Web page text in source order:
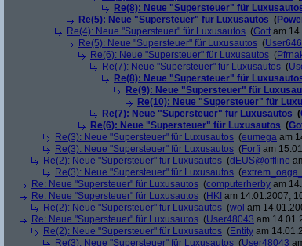
Re(8): Neue "Supersteuer" für
Re(5): Neue "Supersteuer" für Luxusautos (
Re(4): Neue "Supersteuer" für Luxusautos (Gott am
Re(5): Neue "Supersteuer" für Luxusautos (
Re(6): Neue "Supersteuer" für Luxusautos (
Re(7): Neue "Supersteuer" für Luxusautos (
Re(8): Neue "Supersteuer" für
Re(9): Neue "Supersteuer" für
Re(10): Neue "Supersteuer" für
Re(7): Neue "Supersteuer" für Luxusautos (
Re(6): Neue "Supersteuer" für Luxusautos (
Re(3): Neue "Supersteuer" für Luxusautos (eumega am
Re(3): Neue "Supersteuer" für Luxusautos (Forfi am
Re(2): Neue "Supersteuer" für Luxusautos (dEUS@offline
Re(3): Neue "Supersteuer" für Luxusautos (
Re: Neue "Supersteuer" für Luxusautos (computerherby am
Re: Neue "Supersteuer" für Luxusautos (HKI am 14.01.2007,
Re(2): Neue "Supersteuer" für Luxusautos (wol am
Re: Neue "Supersteuer" für Luxusautos (User48043 am
Re(2): Neue "Supersteuer" für Luxusautos (Entity am
Re(3): Neue "Supersteuer" für Luxusautos (User48043